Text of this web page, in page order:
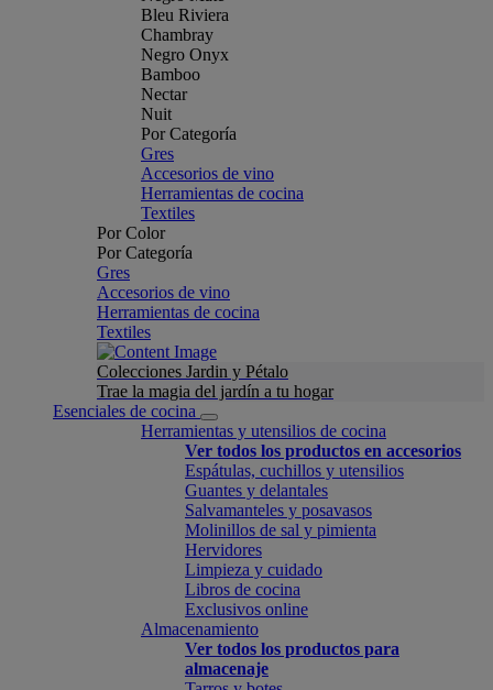
Bleu Riviera
Chambray
Negro Onyx
Bamboo
Nectar
Nuit
Por Categoría
Gres
Accesorios de vino
Herramientas de cocina
Textiles
Por Color
Por Categoría
Gres
Accesorios de vino
Herramientas de cocina
Textiles
Colecciones Jardin y Pétalo
Trae la magia del jardín a tu hogar
Esenciales de cocina
Herramientas y utensilios de cocina
Ver todos los productos en accesorios
Espátulas, cuchillos y utensilios
Guantes y delantales
Salvamanteles y posavasos
Molinillos de sal y pimienta
Hervidores
Limpieza y cuidado
Libros de cocina
Exclusivos online
Almacenamiento
Ver todos los productos para
almacenaje